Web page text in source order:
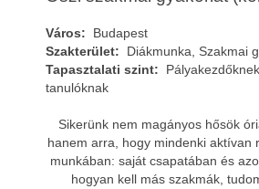
Város: Budapest
Szakterület: Diákmunka, Szakmai
Tapasztalati szint:
tanulóknak
Sikerünk nem magányos hősök
hanem arra, hogy mindenki aktívan
munkában: saját csapatában és
hogyan kell más szakmák,